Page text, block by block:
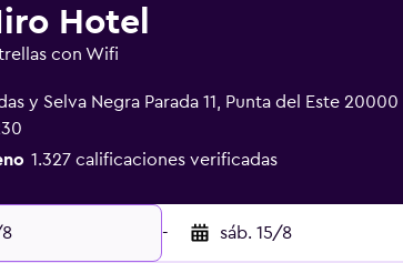
Hotel
con Wifi
y Selva Negra Parada 11, Punta del Este 20000
1.327 calificaciones verificadas
- sáb. 15/8